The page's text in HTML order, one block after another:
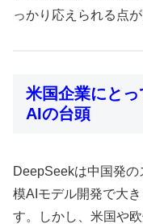
っかり応えられる点
米国企業にと
AIの台頭
DeepSeekは中国発
模AIモデル開発で大
す。しかし、米国や